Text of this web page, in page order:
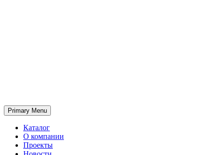
ГК «SABONE»
Оптовые поставки отделочных материалов и оборудования
Primary Menu
Каталог
О компании
Проекты